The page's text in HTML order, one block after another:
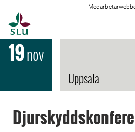
19nov
Uppsala